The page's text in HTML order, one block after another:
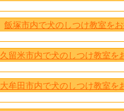
飯塚市内で犬のしつけ教室を
久留米市内で犬のしつけ教室を
大牟田市内で犬のしつけ教室を